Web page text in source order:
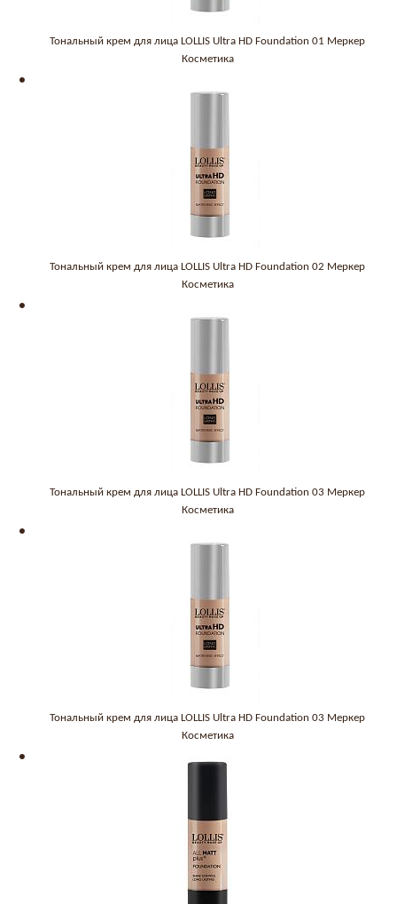
Тональный крем для лица LOLLIS Ultra HD Foundation 01 Меркер
Косметика
Тональный крем для лица LOLLIS Ultra HD Foundation 02 Меркер
Косметика
Тональный крем для лица LOLLIS Ultra HD Foundation 03 Меркер
Косметика
Тональный крем для лица LOLLIS Ultra HD Foundation 03 Меркер
Косметика